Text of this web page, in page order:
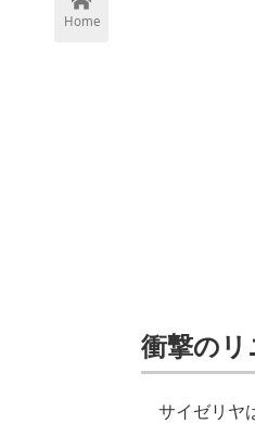
Home
衝撃の
サイゼリヤ